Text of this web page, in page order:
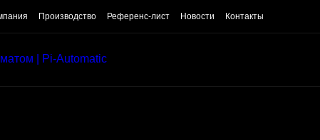
Производство Референс-лист Новости Контакты